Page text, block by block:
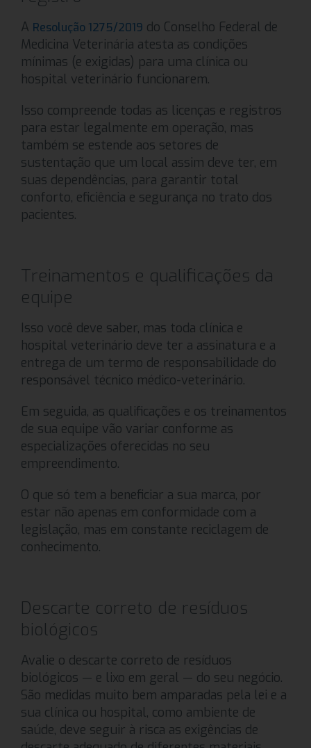
A Resolução 1275/2019 do Conselho Federal de
Medicina Veterinária atesta as condições
mínimas (e exigidas) para uma clínica ou
hospital veterinário funcionarem.
Isso compreende todas as licenças e registros
para estar legalmente em operação, mas
também se estende aos setores de
sustentação que um local assim deve ter, em
suas dependências, para garantir total
conforto, eficiência e segurança no trato dos
pacientes.
Treinamentos e qualificações da
equipe
Isso você deve saber, mas toda clínica e
hospital veterinário deve ter a assinatura e a
entrega de um termo de responsabilidade do
responsável técnico médico-veterinário.
Em seguida, as qualificações e os treinamentos
de sua equipe vão variar conforme as
especializações oferecidas no seu
empreendimento.
O que só tem a beneficiar a sua marca, por
estar não apenas em conformidade com a
legislação, mas em constante reciclagem de
conhecimento.
Descarte correto de resíduos
biológicos
Avalie o descarte correto de resíduos
biológicos — e lixo em geral — do seu negócio.
São medidas muito bem amparadas pela lei e a
sua clínica ou hospital, como ambiente de
saúde, deve seguir à risca as exigências de